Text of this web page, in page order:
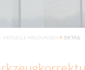
> AKTUELLE MELDUNGEN DETAIL